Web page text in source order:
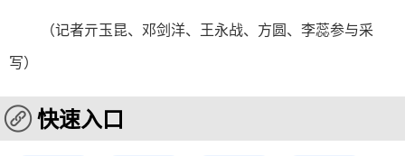
（记者亓玉昆、邓剑洋、王永战、方圆、李蕊参与采
写）
快速入口